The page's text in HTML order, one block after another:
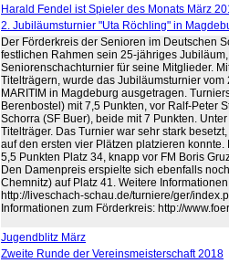
Harald Fendel ist Spieler des Monats März
2. Jubiläumsturnier "Uta Röchling" in
Der Förderkreis der Senioren im Deutschen
festlichen Rahmen sein 25-jähriges
Seniorenschachturnier für seine Mitglieder.
Titelträgern, wurde das Jubiläumsturnier vom
MARITIM in Magdeburg ausgetragen.
Berenbostel) mit 7,5 Punkten, vor Ralf-Peter
Schorra (SF Buer), beide mit 7 Punkten.
Titelträger. Das Turnier war sehr stark
auf den ersten vier Plätzen platzieren
5,5 Punkten Platz 34, knapp vor FM Boris
Den Damenpreis erspielte sich ebenfalls
Chemnitz) auf Platz 41. Weitere
http://liveschach-schau.de/turniere/ger/
Informationen zum Förderkreis: http://
Jugendblitz März
Zweite Runde der Vereinsmeisterschaft 2018